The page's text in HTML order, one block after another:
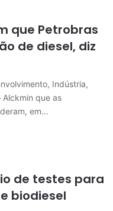
que Petrobras
de diesel, diz
Indústria,
Alckmin que as
em…
de testes para
biodiesel